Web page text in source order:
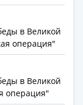
в Великой
операция"
в Великой
операция"